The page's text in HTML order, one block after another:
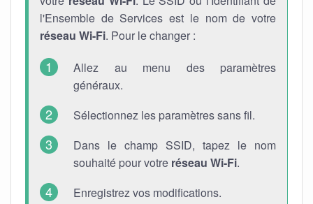
l'Ensemble de Services est le nom de votre
réseau Wi-Fi. Pour le changer :
Allez au menu des paramètres
généraux.
Sélectionnez les paramètres sans fil.
Dans le champ SSID, tapez le nom
souhaité pour votre réseau Wi-Fi.
Enregistrez vos modifications.